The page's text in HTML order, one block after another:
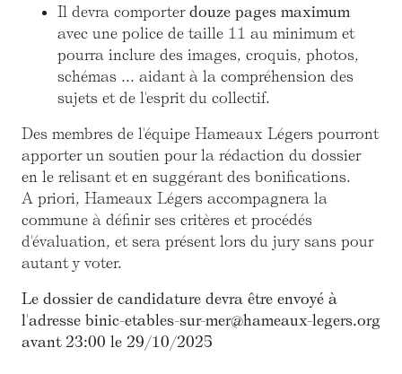
Il devra comporter douze pages maximum
avec une police de taille 11 au minimum et
pourra inclure des images, croquis, photos,
schémas ... aidant à la compréhension des
sujets et de l'esprit du collectif.
Des membres de l'équipe Hameaux Légers pourront
apporter un soutien pour la rédaction du dossier
en le relisant et en suggérant des bonifications.
A priori, Hameaux Légers accompagnera la
commune à définir ses critères et procédés
d'évaluation, et sera présent lors du jury sans pour
autant y voter.
Le dossier de candidature devra être envoyé à
l'adresse binic-etables-sur-mer@hameaux-legers.org
avant 23:00 le 29/10/2025